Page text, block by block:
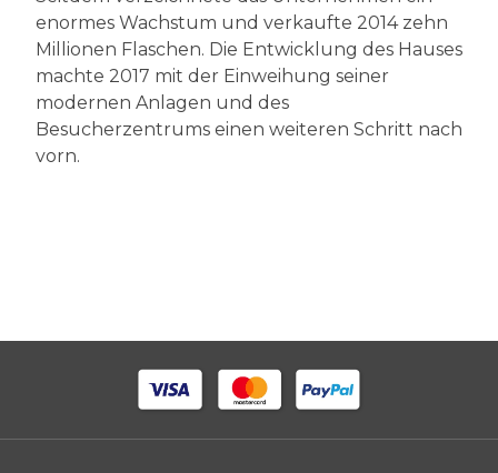
enormes Wachstum und verkaufte 2014 zehn
Millionen Flaschen. Die Entwicklung des Hauses
machte 2017 mit der Einweihung seiner
modernen Anlagen und des
Besucherzentrums einen weiteren Schritt nach
vorn.